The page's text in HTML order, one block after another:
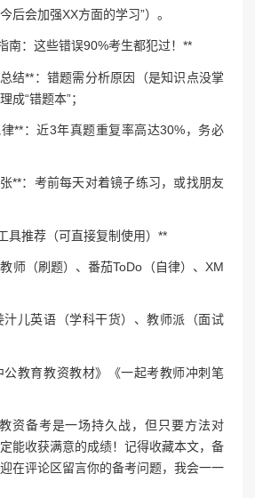
后会加强XX方面的学习”）。
南：这些错误90%考生都犯过！**
结**：错题需分析原因（是知识点没掌
成“错题本”；
**：近3年真题重复率高达30%，务必
**：考前每天对着镜子练习，或找朋友
具推荐（可直接复制使用）**
师（刷题）、番茄ToDo（自律）、XM
汁儿英语（学科干货）、教师派（面试
公教育教资教材》《一起考教师冲刺笔
资备考是一场持久战，但只要方法对
能收获满意的成绩！记得收藏本文，备
在评论区留言你的备考问题，我会一一